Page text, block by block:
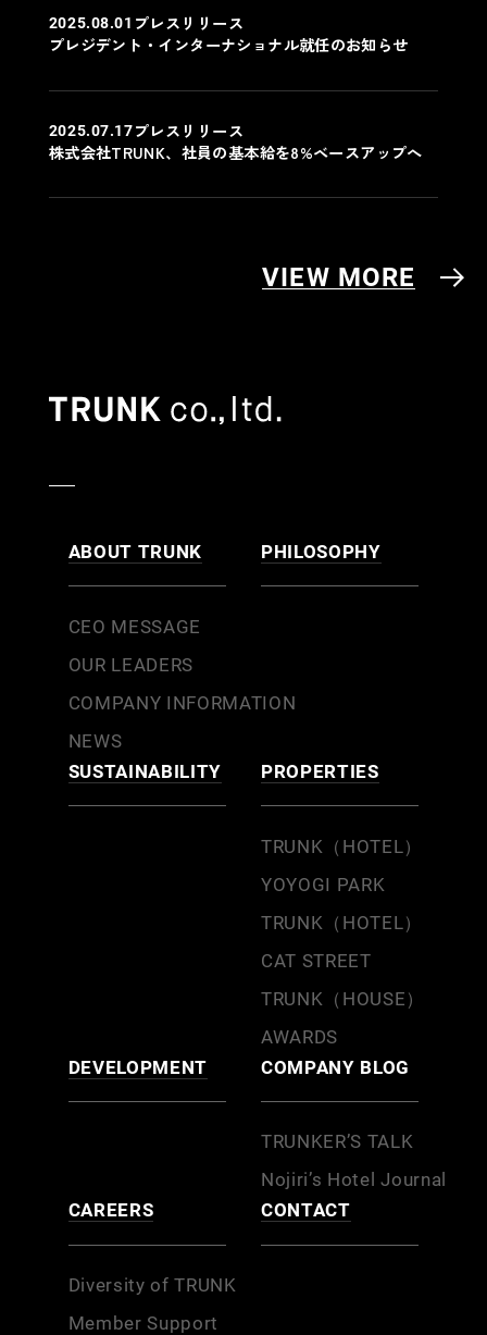
2025.08.01 プレスリリース
プレジデント・インターナショナル就任のお知らせ
2025.07.17プレスリリース
株式会社TRUNK、社員の基本給を8%ベースアップへ
VIEW MORE
ABOUT TRUNK
CEO MESSAGE
OUR LEADERS
COMPANY INFORMATION
NEWS
PHILOSOPHY
SUSTAINABILITY PROPERTIES
TRUNK（HOTEL）
YOYOGI PARK
TRUNK（HOTEL）
CAT STREET
TRUNK（HOUSE）
AWARDS
DEVELOPMENT
COMPANY BLOG
TRUNKER’S TALK
Nojiri’s Hotel Journal
CAREERS
Diversity of TRUNK
Member Support
CONTACT